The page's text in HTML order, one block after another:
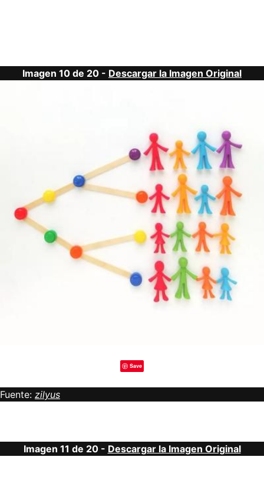
Imagen 10 de 20 - Descargar la Imagen Original
Save
Fuente: zilyus
Imagen 11 de 20 - Descargar la Imagen Original